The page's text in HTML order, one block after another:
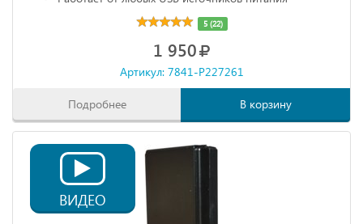
Габариты: 68х20х10 мм
5 (22)
1 950
Артикул: 7841-P227261
Подробнее В корзину
ВИДЕО